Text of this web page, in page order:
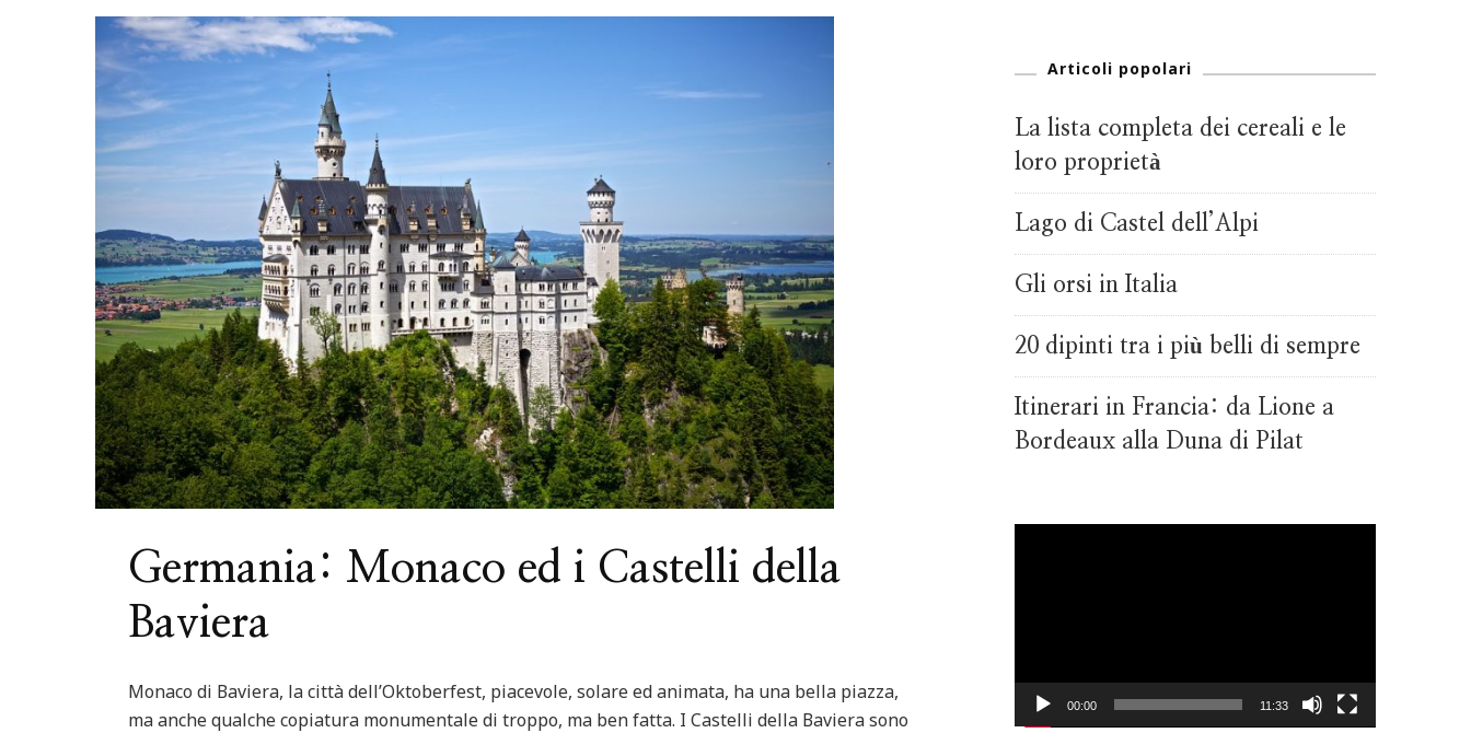
Germania: Monaco ed i Castelli della
Baviera
Monaco di Baviera, la città dell’Oktoberfest, piacevole, solare ed animata, ha una bella piazza,
ma anche qualche copiatura monumentale di troppo, ma ben fatta. I Castelli della Baviera sono
Articoli popolari
La lista completa dei cereali e le
loro proprietà
Lago di Castel dell’Alpi
Gli orsi in Italia
20 dipinti tra i più belli di sempre
Itinerari in Francia: da Lione a
Bordeaux alla Duna di Pilat
00:00 11:33